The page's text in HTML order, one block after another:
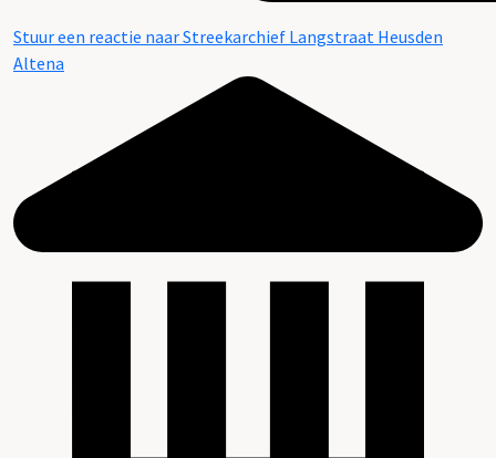
Stuur een reactie naar Streekarchief Langstraat Heusden
Altena